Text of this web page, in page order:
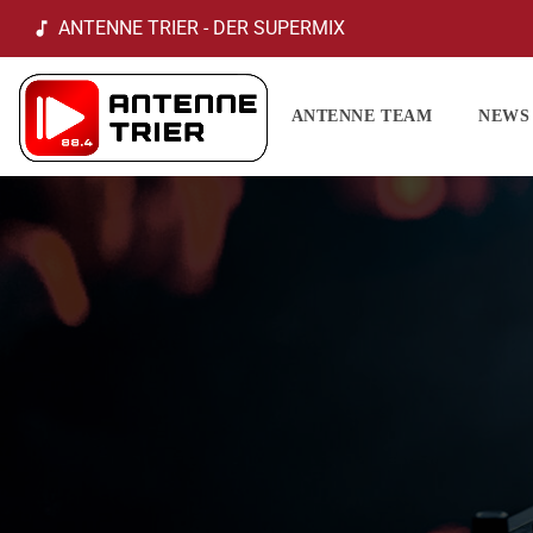
music_note ANTENNE TRIER - DER SUPERMIX
ANTENNE TEAM NEWS